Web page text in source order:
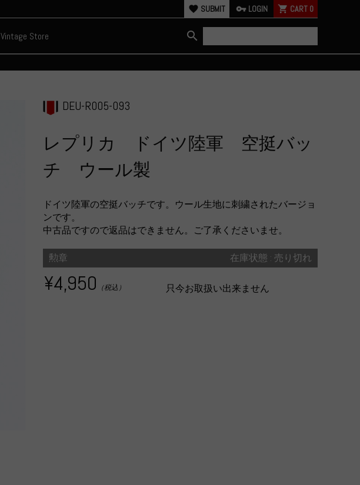
favorite SUBMIT vpn_key LOGIN shopping_cart CART 0
Vintage Store search
DEU-R005-093
レプリカ ドイツ陸軍 空挺バッ
チ ウール製
ドイツ陸軍の空挺バッチです。ウール生地に刺繍されたバージョ
ンです。
中古品ですので返品はできません。ご了承くださいませ。
勲章 在庫状態 : 売り切れ
¥4,950 （税込） 只今お取扱い出来ません